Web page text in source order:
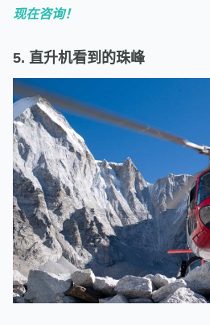
现在咨询！
5. 直升机看到的珠峰